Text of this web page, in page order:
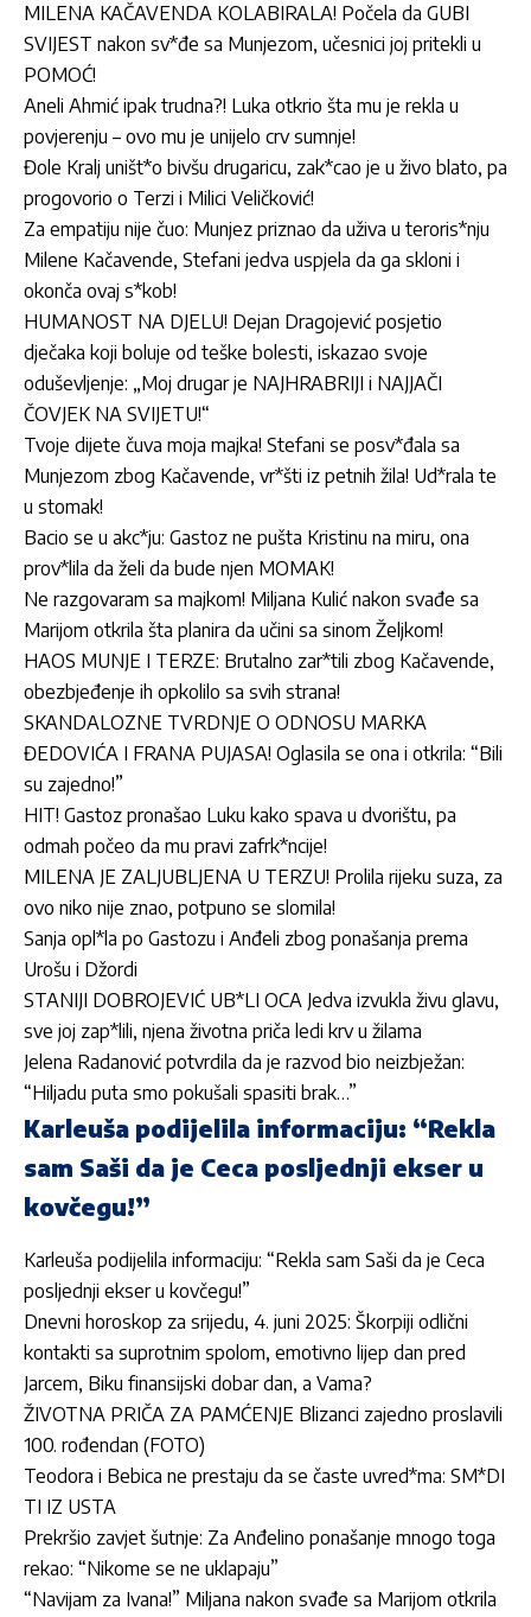
MILENA KAČAVENDA KOLABIRALA! Počela da GUBI
SVIJEST nakon sv*đe sa Munjezom, učesnici joj pritekli u
POMOĆ!
Aneli Ahmić ipak trudna?! Luka otkrio šta mu je rekla u
povjerenju – ovo mu je unijelo crv sumnje!
Đole Kralj uništ*o bivšu drugaricu, zak*cao je u živo blato, pa
progovorio o Terzi i Milici Veličković!
Za empatiju nije čuo: Munjez priznao da uživa u teroris*nju
Milene Kačavende, Stefani jedva uspjela da ga skloni i
okonča ovaj s*kob!
HUMANOST NA DJELU! Dejan Dragojević posjetio
dječaka koji boluje od teške bolesti, iskazao svoje
oduševljenje: „Moj drugar je NAJHRABRIJI i NAJJAČI
ČOVJEK NA SVIJETU!“
Tvoje dijete čuva moja majka! Stefani se posv*đala sa
Munjezom zbog Kačavende, vr*šti iz petnih žila! Ud*rala te
u stomak!
Bacio se u akc*ju: Gastoz ne pušta Kristinu na miru, ona
prov*lila da želi da bude njen MOMAK!
Ne razgovaram sa majkom! Miljana Kulić nakon svađe sa
Marijom otkrila šta planira da učini sa sinom Željkom!
HAOS MUNJE I TERZE: Brutalno zar*tili zbog Kačavende,
obezbjeđenje ih opkolilo sa svih strana!
SKANDALOZNE TVRDNJE O ODNOSU MARKA
ĐEDOVIĆA I FRANA PUJASA! Oglasila se ona i otkrila: “Bili
su zajedno!”
HIT! Gastoz pronašao Luku kako spava u dvorištu, pa
odmah počeo da mu pravi zafrk*ncije!
MILENA JE ZALJUBLJENA U TERZU! Prolila rijeku suza, za
ovo niko nije znao, potpuno se slomila!
Sanja opl*la po Gastozu i Anđeli zbog ponašanja prema
Urošu i Džordi
STANIJI DOBROJEVIĆ UB*LI OCA Jedva izvukla živu glavu,
sve joj zap*lili, njena životna priča ledi krv u žilama
Jelena Radanović potvrdila da je razvod bio neizbježan:
“Hiljadu puta smo pokušali spasiti brak…”
Karleuša podijelila informaciju: “Rekla
sam Saši da je Ceca posljednji ekser u
kovčegu!”
Karleuša podijelila informaciju: “Rekla sam Saši da je Ceca
posljednji ekser u kovčegu!”
Dnevni horoskop za srijedu, 4. juni 2025: Škorpiji odlični
kontakti sa suprotnim spolom, emotivno lijep dan pred
Jarcem, Biku finansijski dobar dan, a Vama?
ŽIVOTNA PRIČA ZA PAMĆENJE Blizanci zajedno proslavili
100. rođendan (FOTO)
Teodora i Bebica ne prestaju da se časte uvred*ma: SM*DI
TI IZ USTA
Prekršio zavjet šutnje: Za Anđelino ponašanje mnogo toga
rekao: “Nikome se ne uklapaju”
“Navijam za Ivana!” Miljana nakon svađe sa Marijom otkrila